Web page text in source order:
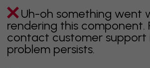
Uh-oh something went
rendering this component.
contact customer support
problem persists.